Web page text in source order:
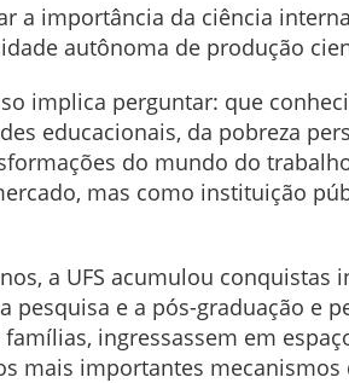
a importância da ciência
autônoma de produção
implica perguntar: que
educacionais, da pobreza
do mundo do
mas como instituição
a UFS acumulou
pesquisa e a pós-graduação e
ingressassem em
mais importantes